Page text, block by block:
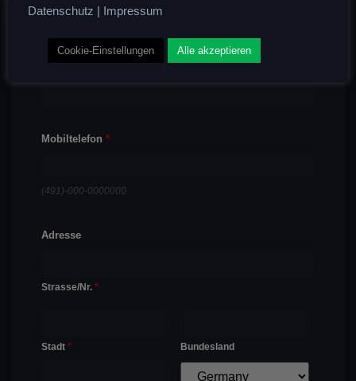
Email-addresse*
Mobiltelefon *
(491)-000-0000000
Adresse
Strasse/Nr. *
Stadt * Bundesland
Datenschutz Impressum
Cookie-Einstellungen Alle akzeptieren